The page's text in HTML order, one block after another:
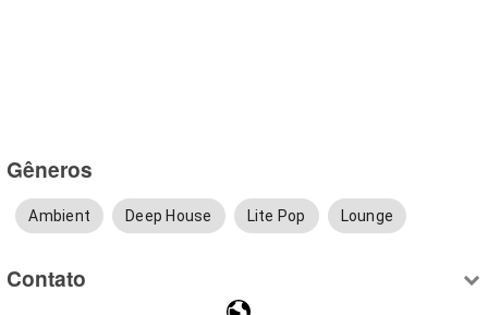
Gêneros
Ambient Deep House Lite Pop Lounge
Contato